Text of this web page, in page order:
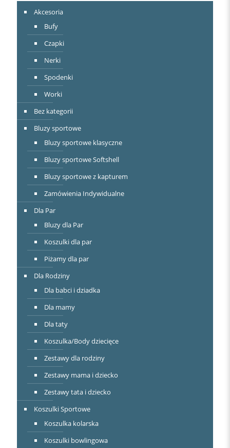
Akcesoria
Bufy
Czapki
Nerki
Spodenki
Worki
Bez kategorii
Bluzy sportowe
Bluzy sportowe klasyczne
Bluzy sportowe Softshell
Bluzy sportowe z kapturem
Zamówienia Indywidualne
Dla Par
Bluzy dla Par
Koszulki dla par
Piżamy dla par
Dla Rodziny
Dla babci i dziadka
Dla mamy
Dla taty
Koszulka/Body dziecięce
Zestawy dla rodziny
Zestawy mama i dziecko
Zestawy tata i dziecko
Koszulki Sportowe
Koszulka kolarska
Koszulki bowlingowa